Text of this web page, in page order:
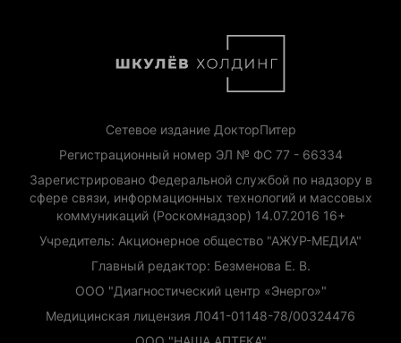
Сетевое издание ДокторПитер
Регистрационный номер ЭЛ № ФС 77 - 66334
Зарегистрировано Федеральной службой по надзору в
сфере связи, информационных технологий и массовых
коммуникаций (Роскомнадзор) 14.07.2016 16+
Учредитель: Акционерное общество "АЖУР-МЕДИА"
Главный редактор: Безменова Е. В.
ООО "Диагностический центр «Энерго»"
Медицинская лицензия Л041-01148-78/00324476